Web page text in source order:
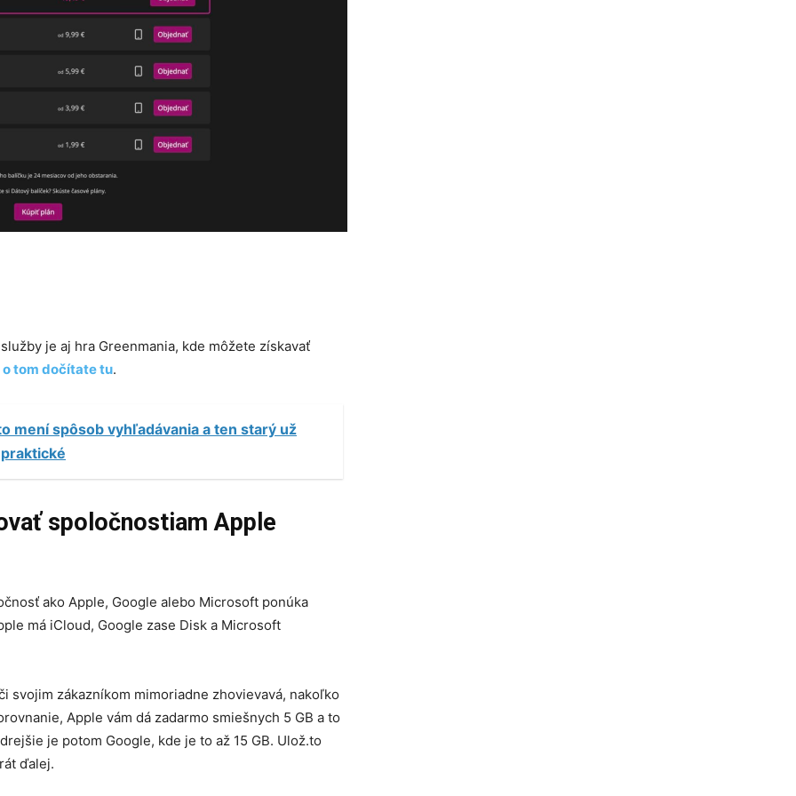
je aj hra Greenmania, kde môžete získavať
o tom dočítate tu.
mení spôsob vyhľadávania a ten starý už
spoločnostiam Apple
ako Apple, Google alebo Microsoft ponúka
má iCloud, Google zase Disk a Microsoft
svojim zákazníkom mimoriadne zhovievavá, nakoľko
Apple vám dá zadarmo smiešnych 5 GB a to
je potom Google, kde je to až 15 GB. Ulož.to
ďalej.